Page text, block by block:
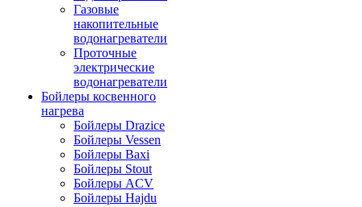
Газовые
накопительные
водонагреватели
Проточные
электрические
водонагреватели
Бойлеры косвенного
нагрева
Бойлеры Drazice
Бойлеры Vessen
Бойлеры Baxi
Бойлеры Stout
Бойлеры ACV
Бойлеры Hajdu